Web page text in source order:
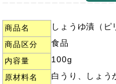
商品名 しょうゆ漬（ピ
商品区分 食品
内容量 100g
原材料名
白うり、しょう